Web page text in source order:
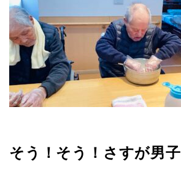
そう！そう！さすが男子